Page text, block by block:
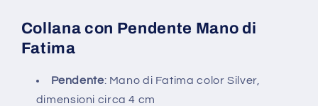
di
Fatima
Hamsa
pendente
bigiotteria
di
bigiotteria
Collana con Pendente Mano di
Fatima
Pendente: Mano di Fatima color Silver,
dimensioni circa 4 cm